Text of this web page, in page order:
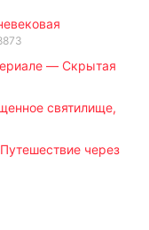
— Скрытая
святилище,
через